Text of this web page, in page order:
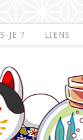
JE ? LIENS